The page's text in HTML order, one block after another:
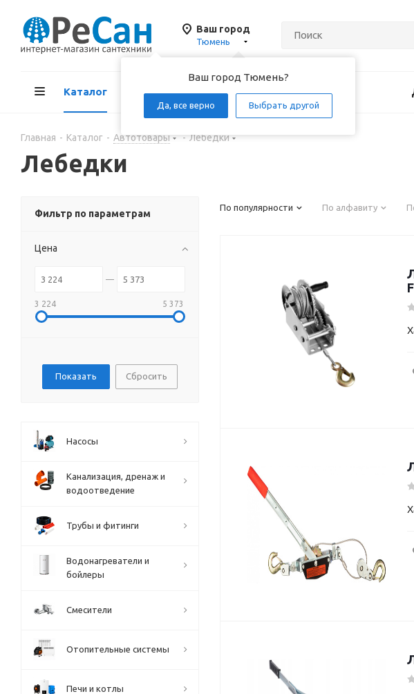
Ваш город
Тюмень
Ваш город Тюмень?
Да, все верно Выбрать другой
Каталог Акции Доставка
Главная - Каталог - Автотовары - Лебедки
Лебедки
По популярности По алфавиту
Фильтр по параметрам
Цена
3 224 5 373
Сбросить
Насосы
Канализация, дренаж и
водоотведение
Трубы и фитинги
Водонагреватели и
бойлеры
Смесители
Отопительные системы
Печи и котлы